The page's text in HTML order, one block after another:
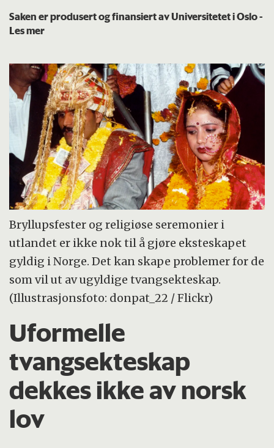
Saken er produsert og finansiert av Universitetet i Oslo-
Les mer
Bryllupsfester og religiøse seremonier i
utlandet er ikke nok til å gjøre eksteskapet
gyldig i Norge. Det kan skape problemer for de
som vil ut av ugyldige tvangsekteskap.
(Illustrasjonsfoto: donpat_22 / Flickr)
Uformelle
tvangsekteskap
dekkes ikke av norsk
lov